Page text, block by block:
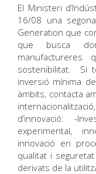
El Ministeri
16/08 una
Generation que
que busca
manufactureres
sostenibilitat. Si
inversió mínima
àmbits, contacta
d’innovació: -
experimental,
innovació en
qualitat i
derivats de la